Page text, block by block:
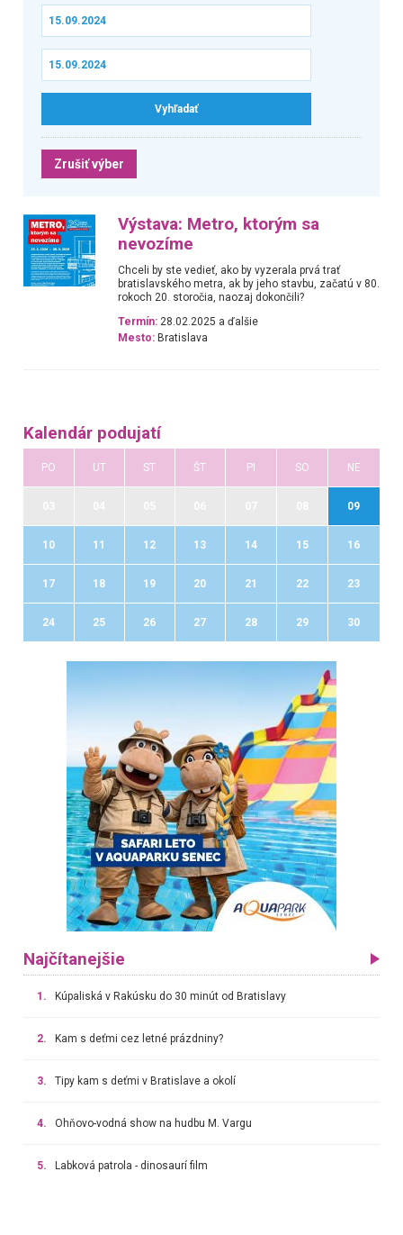
Zrušiť výber
Výstava: Metro, ktorým sa
nevozíme
Chceli by ste vedieť, ako by vyzerala prvá trať
bratislavského metra, ak by jeho stavbu, začatú v 80.
rokoch 20. storočia, naozaj dokončili?
Termín: 28.02.2025 a ďalšie
Mesto: Bratislava
Kalendár podujatí
PO UT ST ŠT PI SO NE
09
10 11 12 13 14 15 16
17 18 19 20 21 22 23
24 25 26 27 28 29 30
Najčítanejšie
1. Kúpaliská v Rakúsku do 30 minút od Bratislavy
2. Kam s deťmi cez letné prázdniny?
3. Tipy kam s deťmi v Bratislave a okolí
4. Ohňovo-vodná show na hudbu M. Vargu
5. Labková patrola - dinosaurí film